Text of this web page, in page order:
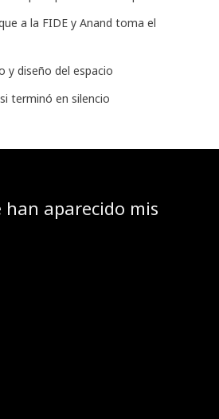
a la FIDE y Anand toma el
y diseño del espacio
terminó en silencio
han aparecido mis